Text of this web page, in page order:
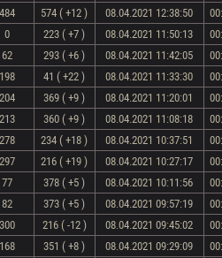
484 574 ( +12 ) 08.04.2021 12:38:50
0 223 ( +7 ) 08.04.2021 11:50:13
62 293 ( +6 ) 08.04.2021 11:42:05
198 41 ( +22 ) 08.04.2021 11:33:30
204 369 ( +9 ) 08.04.2021 11:20:01
213 360 ( +9 ) 08.04.2021 11:08:18
278 234 ( +18 ) 08.04.2021 10:37:51
297 216 ( +19 ) 08.04.2021 10:27:17
77 378 ( +5 ) 08.04.2021 10:11:56
82 373 ( +5 ) 08.04.2021 09:57:19
300 216 ( -12 ) 08.04.2021 09:45:02
168 351 ( +8 ) 08.04.2021 09:29:09